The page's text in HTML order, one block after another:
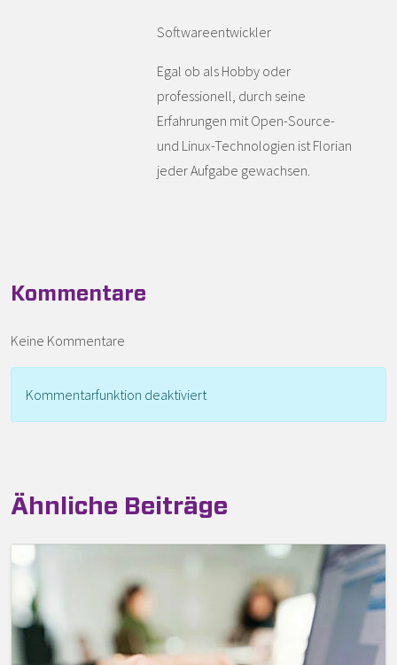
Softwareentwickler
Egal ob als Hobby oder
professionell, durch seine
Erfahrungen mit Open-Source-
und Linux-Technologien ist Florian
jeder Aufgabe gewachsen.
Kommentare
Keine Kommentare
Kommentarfunktion deaktiviert
Ähnliche Beiträge